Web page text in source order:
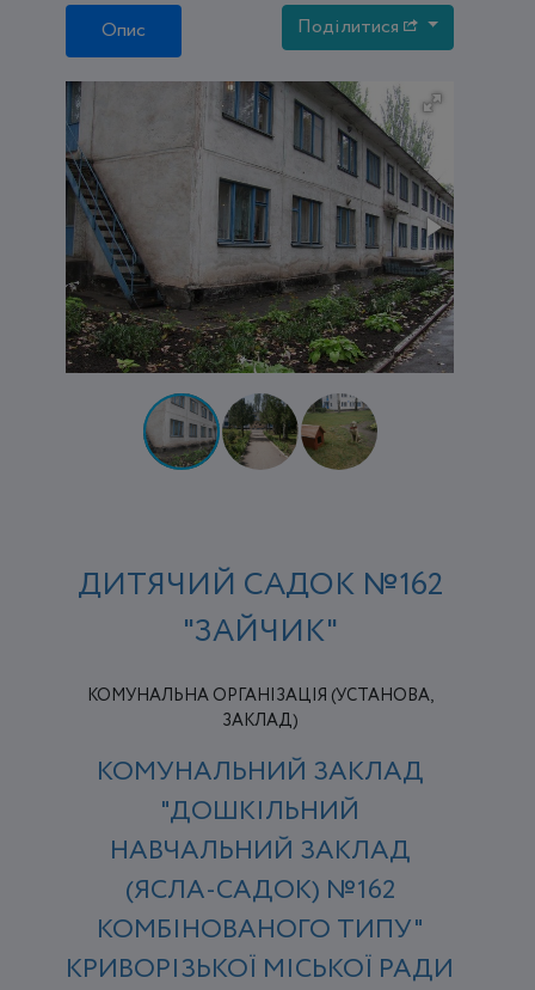
Опис Поділитися
ДИТЯЧИЙ САДОК №162
"ЗАЙЧИК"
КОМУНАЛЬНА ОРГАНІЗАЦІЯ (УСТАНОВА,
ЗАКЛАД)
КОМУНАЛЬНИЙ ЗАКЛАД
"ДОШКІЛЬНИЙ
НАВЧАЛЬНИЙ ЗАКЛАД
(ЯСЛА-САДОК) №162
КОМБІНОВАНОГО ТИПУ"
КРИВОРІЗЬКОЇ МІСЬКОЇ РАДИ